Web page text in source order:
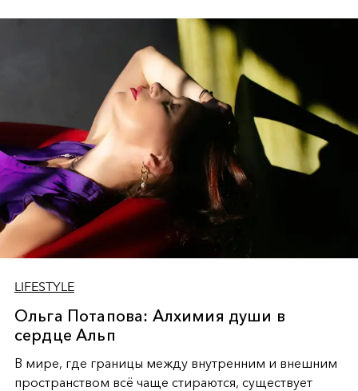
LIFESTYLE
Ольга Потапова: Алхимия души в
сердце Альп
В мире, где границы между внутренним и внешним
пространством всё чаще стираются, существует